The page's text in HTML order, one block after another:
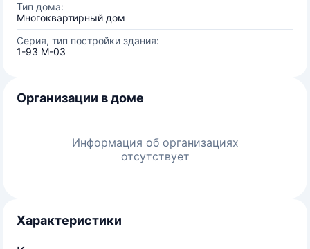
Тип дома:
Многоквартирный дом
Серия, тип постройки здания:
1-93 М-03
Организации в доме
Информация об организациях
отсутствует
Характеристики